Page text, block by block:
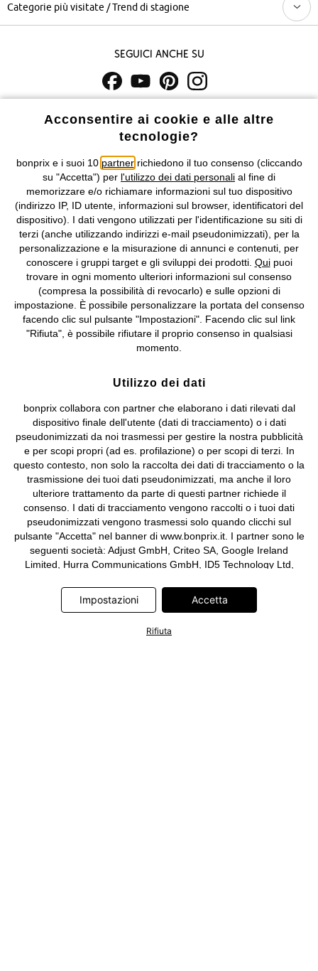
Categorie più visitate / Trend di stagione
Seguici anche su
costi di servizio.
Condizioni di vendita Accessibilità
Informativa privacy e cookie Gestione dei cookie
Informazioni legali Diritto di recesso
©2026 bonprix.Tutti i diritti riservati.
bonprix S.r.l. con socio unico, sede legale: via Adua 33 - 13855
Valdengo (BI) C.F. 01510910027 - P.I. 01939830020, Reg. Imprese di
Biella n. 01510910027, R.E.A. BI - 171345, N. Reg. Pile:
IT09060P00000858, N. Reg. AEE: IT08020000002105 Capitale
Sociale: euro 1.000.000 i.v, Società soggetta all'attività di direzione
e coordinamento di bonprix Beteiligungs -Verwaltungsgesellschaft
mbH.
Acconsentire ai cookie e alle altre
tecnologie?
bonprix e i suoi 10 partnerrichiedono il tuo consenso (cliccando
su "Accetta") per l'utilizzo dei dati personali al fine di
memorizzare e/o richiamare informazioni sul tuo dispositivo
(indirizzo IP, ID utente, informazioni sul browser, identificatori del
dispositivo). I dati vengono utilizzati per l'identificazione su siti di
terzi (anche utilizzando indirizzi e-mail pseudonimizzati), per la
personalizzazione e la misurazione di annunci e contenuti, per
conoscere i gruppi target e gli sviluppi dei prodotti. Quipuoi
trovare in ogni momento ulteriori informazioni sul consenso
(compresa la possibilità di revocarlo) e sulle opzioni di
impostazione. È possibile personalizzare la portata del consenso
facendo clic sul pulsante "Impostazioni". Facendo clic sul link
"Rifiuta", è possibile rifiutare il proprio consenso in qualsiasi
momento.
Utilizzo dei dati
bonprix collabora con partner che elaborano i dati rilevati dal
dispositivo finale dell'utente (dati di tracciamento) o i dati
pseudonimizzati da noi trasmessi per gestire la nostra pubblicità
e per scopi propri (ad es. profilazione) o per scopi di terzi. In
questo contesto, non solo la raccolta dei dati di tracciamento o la
trasmissione dei tuoi dati pseudonimizzati, ma anche il loro
ulteriore trattamento da parte di questi partner richiede il
consenso. I dati di tracciamento vengono raccolti o i tuoi dati
pseudonimizzati vengono trasmessi solo quando clicchi sul
pulsante "Accetta" nel banner di www.bonprix.it. I partner sono le
seguenti società: Adjust GmbH, Criteo SA, Google Ireland
Limited, Hurra Communications GmbH, ID5 Technology Ltd,
Limited, Pinterest Europe Limited, RTB-House GmbH, TikTok
Information Technologies UK Limited. Ulteriori informazioni sul
informativa privacy e cookie
Impostazioni Accetta
Rifiuta